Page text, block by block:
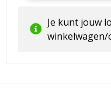
Je kunt jouw